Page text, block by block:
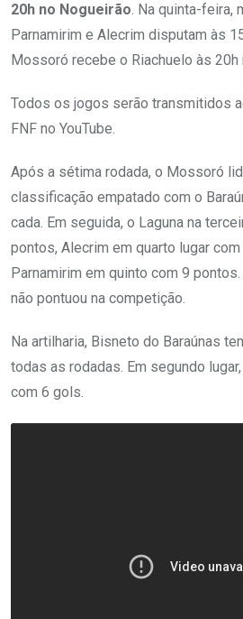
20h no Nogueirão. Na quinta-feira,
Parnamirim e Alecrim disputam às
Mossoró recebe o Riachuelo às 20h
Todos os jogos serão transmitidos
FNF no YouTube.
Após a sétima rodada, o Mossoró
classificação empatado com o
cada. Em seguida, o Laguna na
pontos, Alecrim em quarto lugar
Parnamirim em quinto com 9
não pontuou na competição.
Na artilharia, Bisneto do Baraúnas
todas as rodadas. Em segundo
com 6 gols.